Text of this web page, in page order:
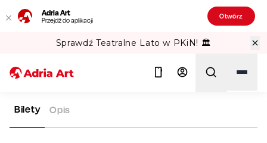
Adria Art
Przejdź do aplikacji Otwórz
Gipsy Kings w TAURON Arena Kraków!
ADRIA ART
Bilety Opis